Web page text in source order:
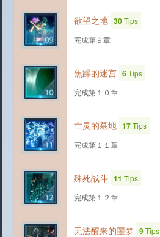
欲望之地 30Tips
完成第９章
焦躁的迷宫 6Tips
完成第１０章
亡灵的墓地 17Tips
完成第１１章
殊死战斗 11 Tips
完成第１２章
无法醒来的噩梦 9Tips